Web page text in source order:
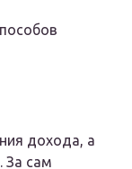
дохода, а
За сам